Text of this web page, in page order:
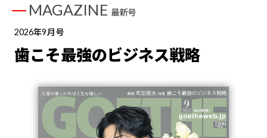
MAGAZINE 最新号
2026年9月号
歯こそ最強のビジネス戦略